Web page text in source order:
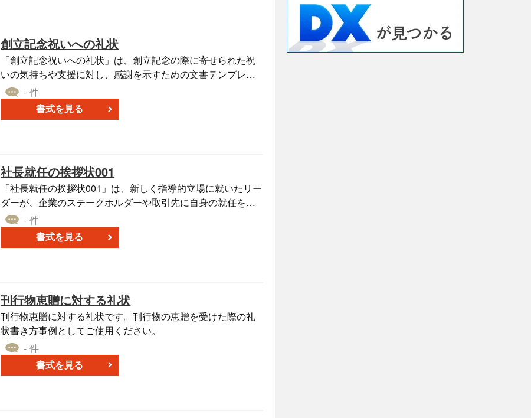
創立記念祝いへの礼状
「創立記念祝いへの礼状」は、創立記念の際に寄せられた祝
いの気持ちや支援に対し、感謝を示すための文書テンプレー
トです。特定の場面、特にビジネスの節目や組織の大切な時
期に、関係者やサポートしてくれた方々への心からの感謝を
伝える際に使用することができます。このテンプレートを活
- 件
書式を見る
社長就任の挨拶状001
「社長就任の挨拶状001」は、新しく指導的立場に就いたリー
ダーが、企業のステークホルダーや取引先に自身の就任を通
知し、期待される経営の方向性を伝えるための手段です。新
任社長が抱くビジョンを明確に表現し、組織の目指す方向へ
の一致感と理解を深めることに役立ちます。新たなリーダー
に発表する重要な一歩であり、ビジネスパートナーへの深い
連携と協力の要請となる一方で、新たな道のりを共に歩む新
たなスタートの告知ともなります。
- 件
書式を見る
刊行物恵贈に対する礼状
刊行物恵贈に対する礼状です。刊行物の恵贈を受けた際の礼
状書き方事例としてご使用ください。
- 件
書式を見る